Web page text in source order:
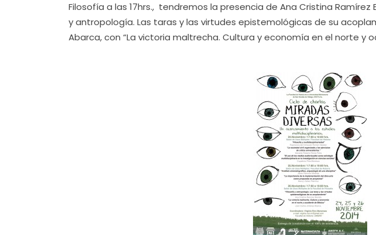
Filosofía a las 17hrs., tendremos la presencia de Ana Cristina Ramírez
y antropología. Las taras y las virtudes epistemológicas de su
Abarca, con “La victoria maltrecha. Cultura y economía en el norte y